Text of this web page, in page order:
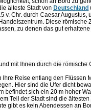
älteste Stadt von Deutschland
v. Chr. durch Caesar Augustus,
Diese römische
zu denen das gut erhaltene
mit Ihnen durch die römische
Reise entlang den Flüssen
Hier sind die Ufer dicht
befindet sich ein 20 m hoher
Teil der Stadt sind die
gibt es kein Abendessen an